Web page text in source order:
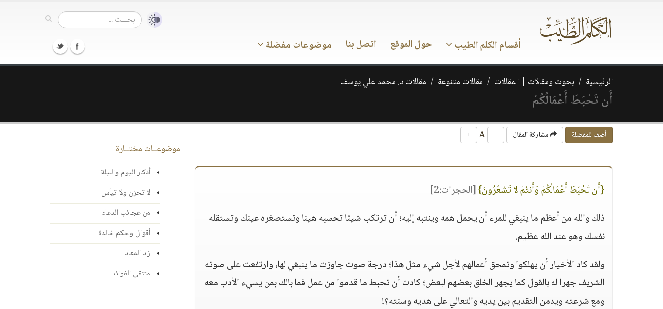
أقسام الكلم الطيب حول الموقع اتصل بنا موضوعات مفضلة
الرئيسية بحوث ومقالات | المقالات مقالات متنوعة مقالات د. محمد علي يوسف
أَن تَحْبَطَ أَعْمَالُكُمْ
أضف للمفضلة مشاركة المقال -
+
{أَن تَحْبَطَ أَعْمَالُكُمْ وَأَنتُمْ لا تَشْعُرُونَ}[الحجرات:2]
ذلك والله من أعظم ما ينبغي للمرء أن يحمل همه وينتبه إليه؛ أن ترتكب شيئا تحسبه هينا وتستصغره عينك وتستقله
نفسك وهو عند الله عظيم.
ولقد كاد الأخيار أن يهلكوا وتمحق أعمالهم لأجل شيء مثل هذا؛ درجة صوت جاوزت ما ينبغي لها، وارتفعت على صوته
الشريف جهرا له بالقول كما يجهر الخلق بعضهم لبعض؛ كادت أن تحبط ما قدموا من عمل فما بالك بمن يسيء الأدب معه
ومع شرعته ويدمن التقديم بين يديه والتعالي على هديه وسنته؟!
موضوعــات مختــارة
أذكار اليوم والليلة
لا تحزن ولا تيأس
من عجائب الدعاء
أقوال وحكم خالدة
زاد المعاد
منتقى الفوائد